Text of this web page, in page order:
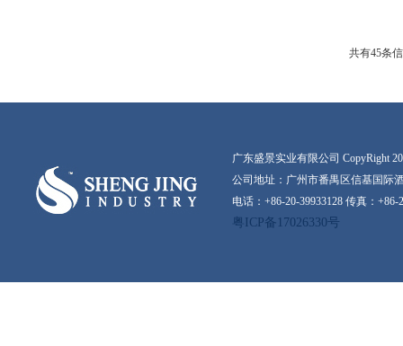
共有45条
广东盛景实业有限公司 CopyRight
公司地址：广州市番禺区信基国际
电话：+86-20-39933128 传真：
粤ICP备17026330号